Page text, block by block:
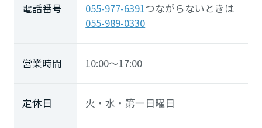
電話番号 055-977-6391つながらないときは
055-989-0330
営業時間 10:00～17:00
定休日 火・水・第一日曜日